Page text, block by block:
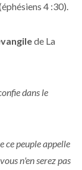
4 :30).
de La
dans le
ce peuple appelle
n'en serez pas